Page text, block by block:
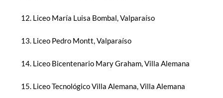
Liceo María Luisa Bombal, Valparaíso
Liceo Pedro Montt, Valparaíso
Liceo Bicentenario Mary Graham, Villa Alemana
Liceo Tecnológico Villa Alemana, Villa Alemana